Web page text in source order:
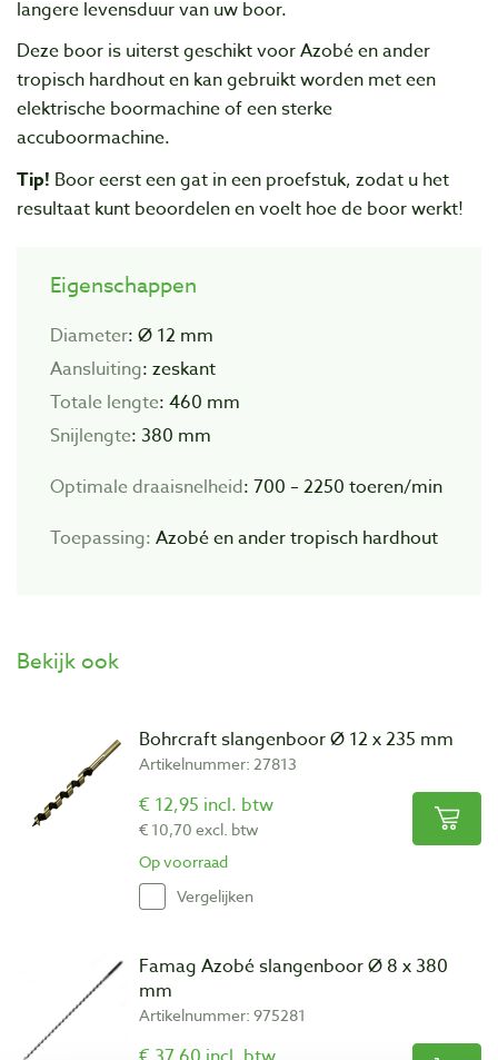
langere levensduur van uw boor.
Deze boor is uiterst geschikt voor Azobé en ander
tropisch hardhout en kan gebruikt worden met een
elektrische boormachine of een sterke
accuboormachine.
Tip! Boor eerst een gat in een proefstuk, zodat u het
resultaat kunt beoordelen en voelt hoe de boor werkt!
Eigenschappen
Diameter: Ø 12 mm
Aansluiting: zeskant
Totale lengte: 460 mm
Snijlengte: 380 mm
Optimale draaisnelheid: 700 – 2250 toeren/min
Toepassing: Azobé en ander tropisch hardhout
Bekijk ook
Bohrcraft slangenboor Ø 12 x 235 mm
Artikelnummer: 27813
€ 12,95 incl. btw
€ 10,70 excl. btw
Op voorraad
Vergelijken
Famag Azobé slangenboor Ø 8 x 380
mm
Artikelnummer: 975281